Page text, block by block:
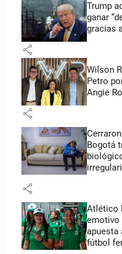
Trump
ganar
gracias
share
Wilson
Petro
Angie
share
Bogotá
share
Atlético
emotivo
apuesta
fútbol